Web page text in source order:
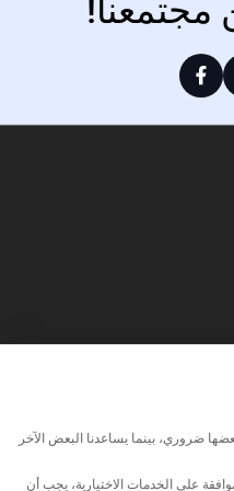
ضروري، بينما يساعدنا البعض الآخر
وترغب في الموافقة على الخدمات الاختيارية، يجب أن